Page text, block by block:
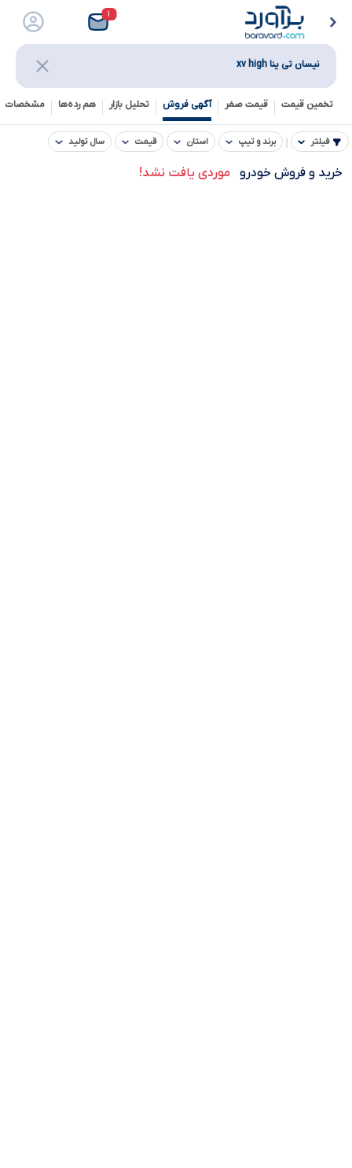
۱
نیسان تی ینا xv high
تخمین قیمت قیمت صفر آگهی فروش تحلیل بازار هم رده‌ها‌ مشخصات
فیلتر برند و تیپ استان قیمت سال تولید
خرید و فروش خودرو موردی یافت نشد!